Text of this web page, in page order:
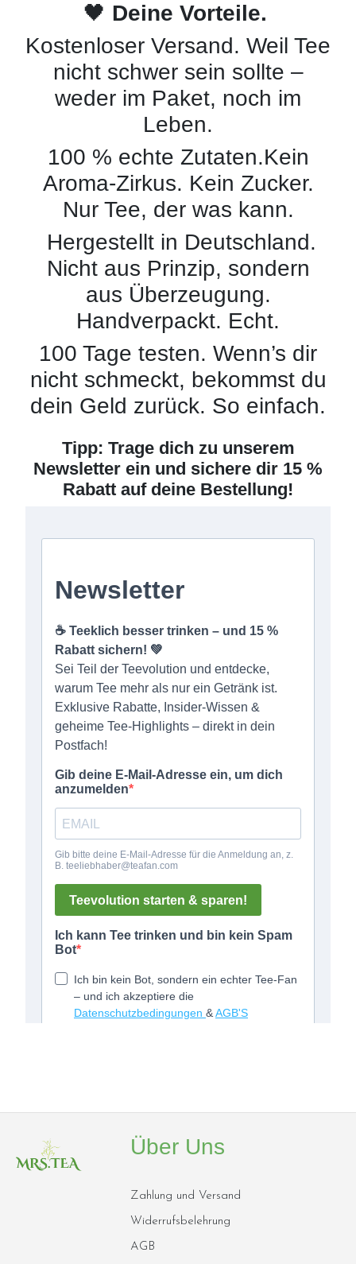
🖤 Deine Vorteile.
Kostenloser Versand. Weil Tee
nicht schwer sein sollte –
weder im Paket, noch im
Leben.
100 % echte Zutaten.Kein
Aroma-Zirkus. Kein Zucker.
Nur Tee, der was kann.
Hergestellt in Deutschland.
Nicht aus Prinzip, sondern
aus Überzeugung.
Handverpackt. Echt.
100 Tage testen. Wenn’s dir
nicht schmeckt, bekommst du
dein Geld zurück. So einfach.
Tipp: Trage dich zu unserem
Newsletter ein und sichere dir 15 %
Rabatt auf deine Bestellung!
Über Uns
Zahlung und Versand
Widerrufsbelehrung
AGB